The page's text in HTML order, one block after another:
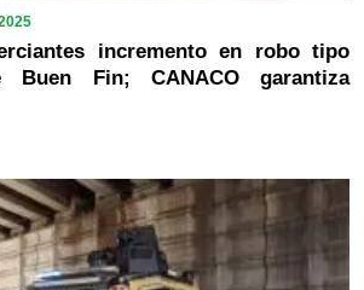
incremento en robo tipo
Buen Fin; CANACO garantiza